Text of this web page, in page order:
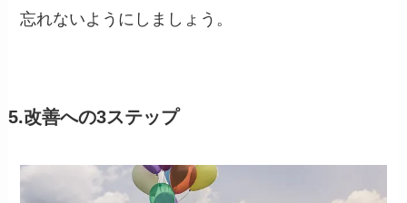
忘れないようにしましょう。
5.改善への3ステップ